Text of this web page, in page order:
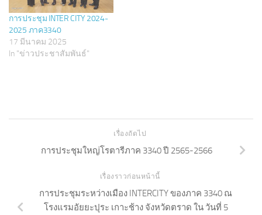
w
i
n
d
o
w
w
w
i
n
d
o
)
การประชุม INTER CITY 2024-
2025 ภาค3340
17 มีนาคม 2025
In "ข่าวประชาสัมพันธ์"
เรื่องถัดไป
การประชุมใหญ่โรตารีภาค 3340 ปี 2565-2566
เรื่องราวก่อนหน้านี้
การประชุมระหว่างเมือง INTERCITY ของภาค 3340 ณ
โรงแรมอัยยะปุระ เกาะช้าง จังหวัดตราด ใน วันที่ 5